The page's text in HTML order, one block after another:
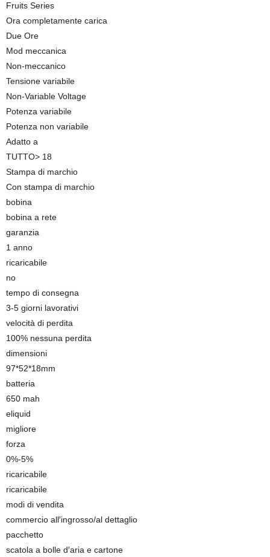
Fruits Series
Ora completamente carica
Due Ore
Mod meccanica
Non-meccanico
Tensione variabile
Non-Variable Voltage
Potenza variabile
Potenza non variabile
Adatto a
TUTTO> 18
Stampa di marchio
Con stampa di marchio
bobina
bobina a rete
garanzia
1 anno
ricaricabile
no
tempo di consegna
3-5 giorni lavorativi
velocità di perdita
100% nessuna perdita
dimensioni
97*52*18mm
batteria
650 mah
eliquid
migliore
forza
0%-5%
ricaricabile
ricaricabile
modi di vendita
commercio all′ingrosso/al dettaglio
pacchetto
scatola a bolle d′aria e cartone